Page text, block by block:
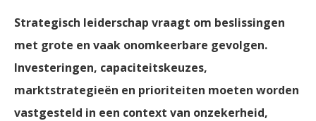
Strategisch leiderschap vraagt om beslissingen
met grote en vaak onomkeerbare gevolgen.
Investeringen, capaciteitskeuzes,
marktstrategieën en prioriteiten moeten worden
vastgesteld in een context van onzekerheid,